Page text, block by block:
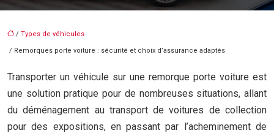
/ Types de véhicules
/ Remorques porte voiture : sécurité et choix d’assurance adaptés
Transporter un véhicule sur une remorque porte voiture est
une solution pratique pour de nombreuses situations, allant
du déménagement au transport de voitures de collection
pour des expositions, en passant par l’acheminement de